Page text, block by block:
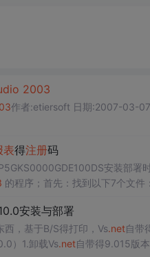
2003
作者:etiersoft 日期:2007-03-07
表得注册码
安装部署
的程序；首先：找到以下7个文
安装与部署
西，基于B/S得打印，Vs.net自带
）1.卸载Vs.net自带得9.015版